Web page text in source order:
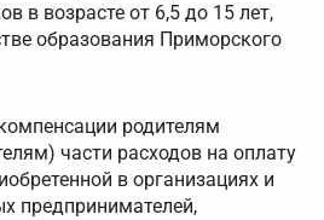
в возрасте от 6,5 до 15 лет,
образования Приморского
родителям
части расходов на оплату
в организациях и
предпринимателей,